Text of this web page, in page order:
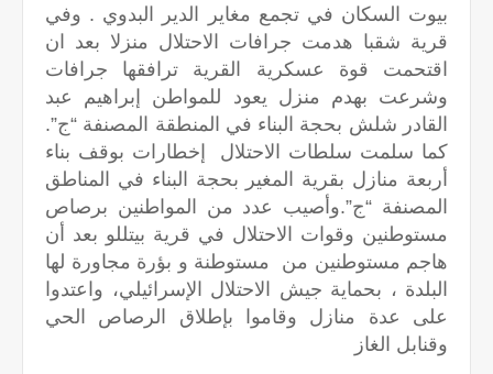
بيوت السكان في تجمع مغاير الدير البدوي . وفي
قرية شقبا هدمت جرافات الاحتلال منزلا بعد ان
اقتحمت قوة عسكرية القرية ترافقها جرافات
وشرعت بهدم منزل يعود للمواطن إبراهيم عبد
القادر شلش بحجة البناء في المنطقة المصنفة “ج”.
كما سلمت سلطات الاحتلال إخطارات بوقف بناء
أربعة منازل بقرية المغير بحجة البناء في المناطق
المصنفة “ج”.وأصيب عدد من المواطنين برصاص
مستوطنين وقوات الاحتلال في قرية بيتللو بعد أن
هاجم مستوطنين من مستوطنة و بؤرة مجاورة لها
البلدة ، بحماية جيش الاحتلال الإسرائيلي، واعتدوا
على عدة منازل وقاموا بإطلاق الرصاص الحي
وقنابل الغاز